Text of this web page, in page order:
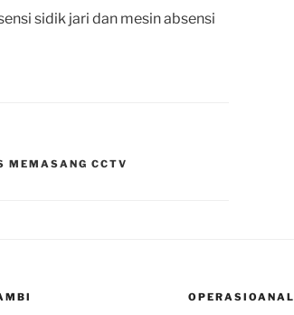
sidik jari dan mesin absensi
MEMASANG CCTV
OPERASIOANAL